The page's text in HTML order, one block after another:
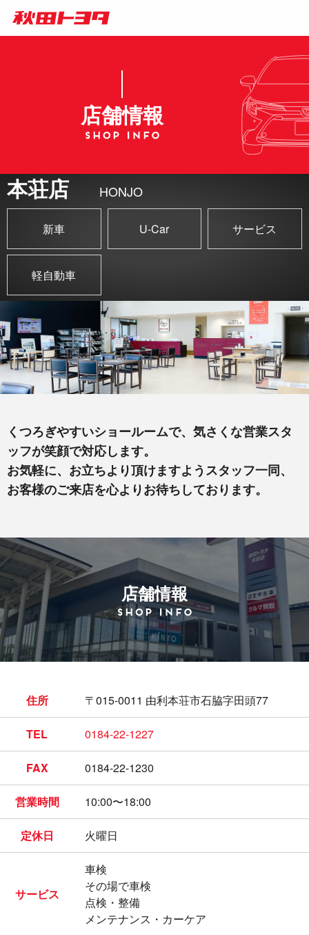
店舗情報
本荘店 HONJO
新車 U-Car サービス
軽自動車
くつろぎやすいショールームで、気さくな営業スタ
ッフが笑顔で対応します。
お気軽に、お立ちより頂けますようスタッフ一同、
お客様のご来店を心よりお待ちしております。
店舗情報
住所 〒015-0011 由利本荘市石脇字田頭77
TEL 0184-22-1227
FAX 0184-22-1230
営業時間 10:00〜18:00
定休日 火曜日
サービス
車検
その場で車検
点検・整備
メンテナンス・カーケア